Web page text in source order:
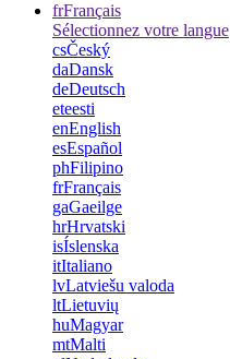
frFrançais
Sélectionnez votre langue
csČeský
daDansk
deDeutsch
eteesti
enEnglish
esEspañol
phFilipino
frFrançais
gaGaeilge
hrHrvatski
isÍslenska
itItaliano
lvLatviešu valoda
ltLietuvių
huMagyar
mtMalti